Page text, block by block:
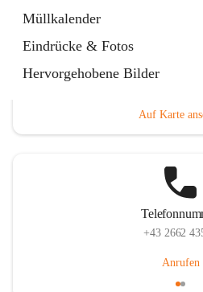
Müllkalender
Eindrücke & Fotos
Hervorgehobene Bilder
Auf Karte
+43 2662
Anrufen